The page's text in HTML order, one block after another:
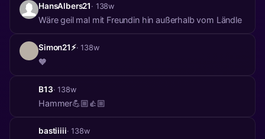
HansAlbers21 · 138w
Wäre geil mal mit Freundin hin außerhalb vom Ländle
Simon21⚡️· 138w
🧡
B13· 138w
Hammer💪🏼👍🏼
bastiiiii· 138w